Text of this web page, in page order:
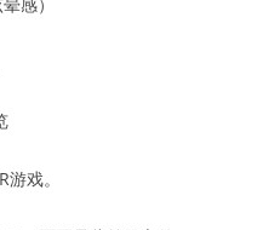
戏。